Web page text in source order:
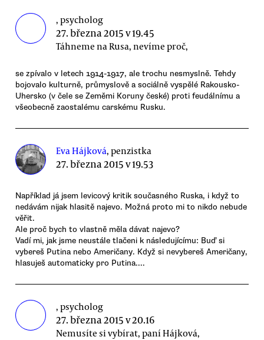
, psycholog
27. března 2015 v 19.45
Táhneme na Rusa, nevíme proč,
se zpívalo v letech 1914-1917, ale trochu nesmyslně. Tehdy
bojovalo kulturně, průmyslově a sociálně vyspělé Rakousko-
Uhersko (v čele se Zeměmi Koruny české) proti feudálnímu a
všeobecně zaostalému carskému Rusku.
Eva Hájková, penzistka
27. března 2015 v 19.53
Například já jsem levicový kritik současného Ruska, i když to
nedávám nijak hlasitě najevo. Možná proto mi to nikdo nebude
věřit.
Ale proč bych to vlastně měla dávat najevo?
Vadí mi, jak jsme neustále tlačeni k následujícímu: Buď si
vybereš Putina nebo Američany. Když si nevybereš Američany,
hlasuješ automaticky pro Putina....
, psycholog
27. března 2015 v 20.16
Nemusíte si vybírat, paní Hájková,